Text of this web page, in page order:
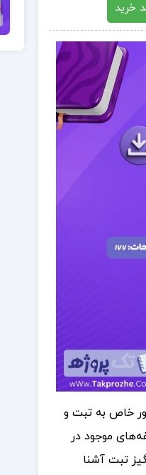
خرید
خاص به تبت و
موجود در
تبت آشنا